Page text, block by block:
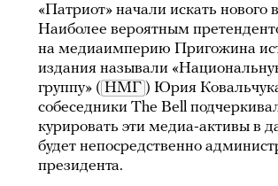
«Патриот» начали искать нового
Наиболее вероятным
на медиаимперию Пригожина
издания называли
группу» ( НМГ ) Юрия
собеседники The Bell
курировать эти медиа-активы в
будет непосредственно
президента.